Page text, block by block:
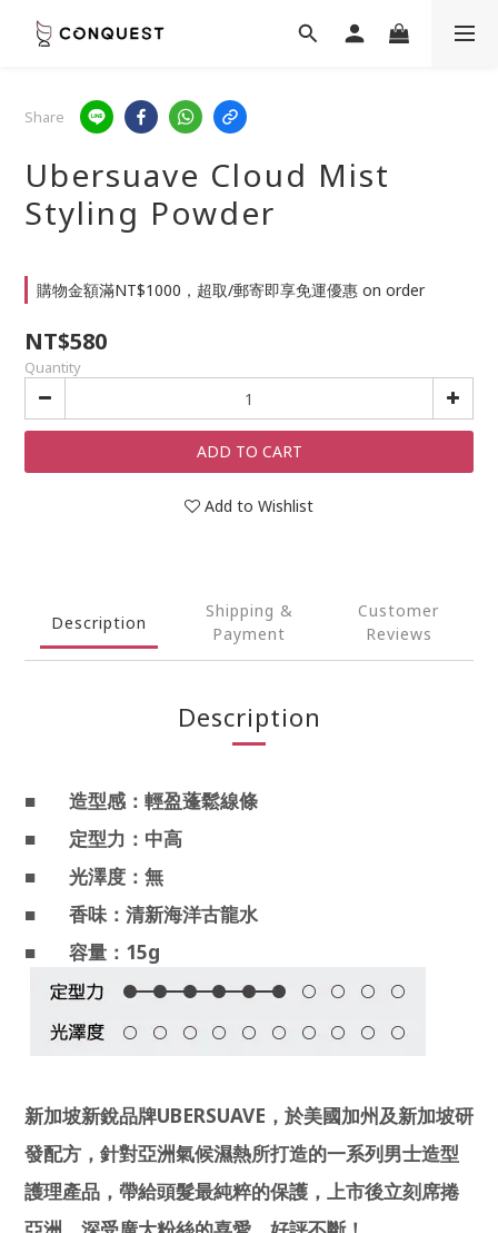
Share
Ubersuave Cloud Mist
Styling Powder
購物金額滿NT$1000，超取/郵寄即享免運優惠 on order
NT$580
Quantity
ADD TO CART
Add to Wishlist
Description
Shipping &
Payment
Customer
Reviews
Description
■
造型感：輕盈蓬鬆線條
■
定型力：中高
■
光澤度：無
■
香味：清新海洋古龍水
■
容量： 15g
新加坡新銳品牌UBERSUAVE ，於美國加州及新加坡研
發配方，針對亞洲氣候濕熱所打造的一系列男士造型
護理產品，帶給頭髮最純粹的保護，上市後立刻席捲